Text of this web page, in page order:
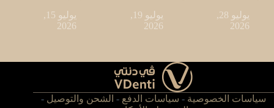
يوليو 28,
2026
يوليو 19,
2026
يوليو 15,
2026
سياسات الخصوصية - سياسات الدفع - الشحن والتوصيل -